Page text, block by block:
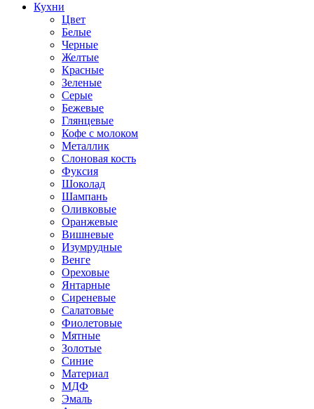
Кухни
Цвет
Белые
Черные
Желтые
Красные
Зеленые
Серые
Бежевые
Глянцевые
Кофе с молоком
Металлик
Слоновая кость
Фуксия
Шоколад
Шампань
Оливковые
Оранжевые
Вишневые
Изумрудные
Венге
Ореховые
Янтарные
Сиреневые
Салатовые
Фиолетовые
Мятные
Золотые
Синие
Материал
МДФ
Эмаль